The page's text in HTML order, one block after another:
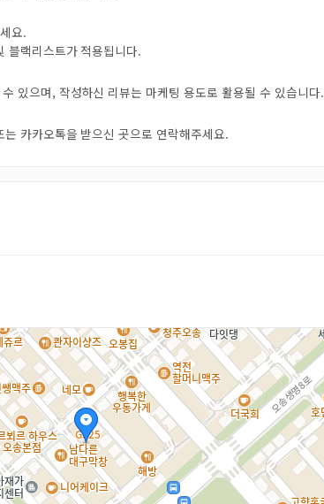
요.
블랙리스트가 적용됩니다.
있으며, 작성하신 리뷰는 마케팅 용도로 활용될 수 있습니다.
카카오톡을 받으신 곳으로 연락해주세요.